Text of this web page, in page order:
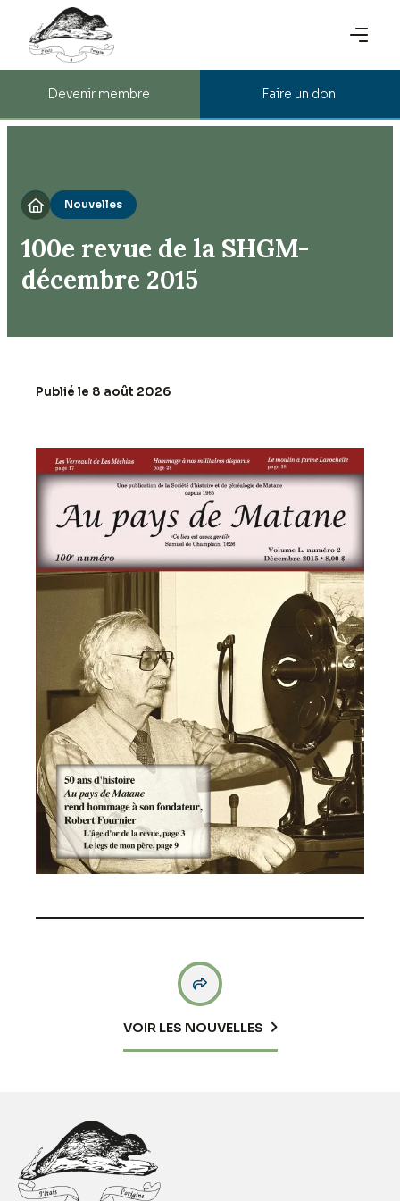
Devenir membre Faire un don
 Nouvelles
100e revue de la SHGM-
décembre 2015
Publié le 8 août 2026

VOIR LES NOUVELLES